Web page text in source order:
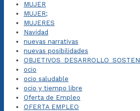
MUJER
MUJER;
MUJERES
Navidad
nuevas narrativas
nuevas posibilidades
ocio
ocio saludable
ocio y tiempo libre
Oferta de Empleo
OFERTA EMPLEO